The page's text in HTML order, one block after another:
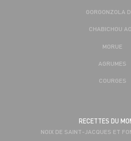
GORGONZOLA
CHABICHOU
MORUE
AGRUMES
COURGES
RECETTES DU
NOIX DE SAINT-JACQUES ET